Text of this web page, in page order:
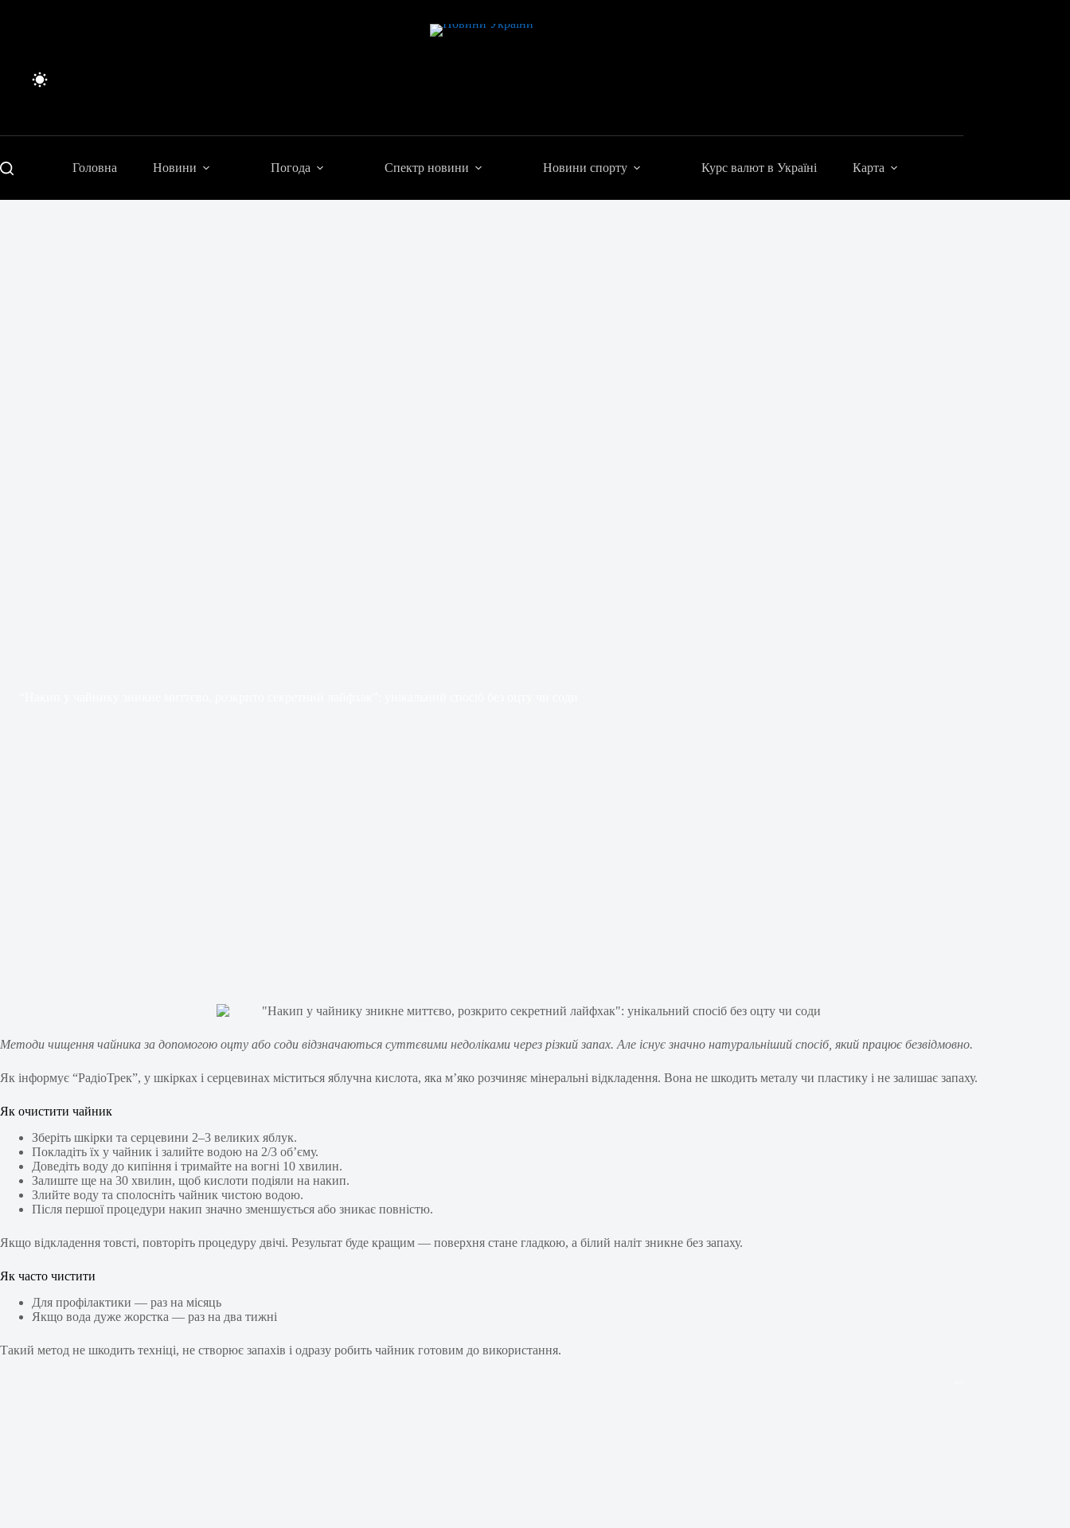
Головна Новини Погода Спектр новини Новини спорту Курс валют в Україні Карта
Методи чищення чайника за допомогою оцту або соди відзначаються суттєвими недоліками через різкий запах. Але існує значно натуральніший спосіб, який працює безвідмовно.
Як інформує “РадіоТрек”, у шкірках і серцевинах міститься яблучна кислота, яка м’яко розчиняє мінеральні відкладення. Вона не шкодить металу чи пластику і не залишає запаху.
Як очистити чайник
Зберіть шкірки та серцевини 2–3 великих яблук.
Покладіть їх у чайник і залийте водою на 2/3 об’єму.
Доведіть воду до кипіння і тримайте на вогні 10 хвилин.
Залиште ще на 30 хвилин, щоб кислоти подіяли на накип.
Злийте воду та сполосніть чайник чистою водою.
Після першої процедури накип значно зменшується або зникає повністю.
Якщо відкладення товсті, повторіть процедуру двічі. Результат буде кращим — поверхня стане гладкою, а білий наліт зникне без запаху.
Як часто чистити
Для профілактики — раз на місяць
Якщо вода дуже жорстка — раз на два тижні
Такий метод не шкодить техніці, не створює запахів і одразу робить чайник готовим до використання.